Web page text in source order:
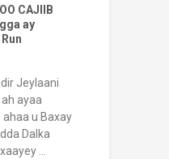
CAJIIB
ay
Jeylaani
ayaa
ahaa u Baxay
Dalka
...